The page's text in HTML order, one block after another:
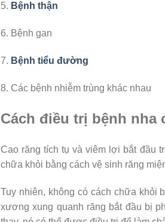
5. Bệnh thận
6. Bệnh gan
7. Bệnh tiểu đường
8. Các bệnh nhiễm trùng khác nhau
Cách điều trị bệnh nha
Cao răng tích tụ và viêm lợi bắt đầu
chữa khỏi bằng cách vệ sinh răng
Tuy nhiên, không có cách chữa khỏi
xương xung quanh răng bắt đầu bị